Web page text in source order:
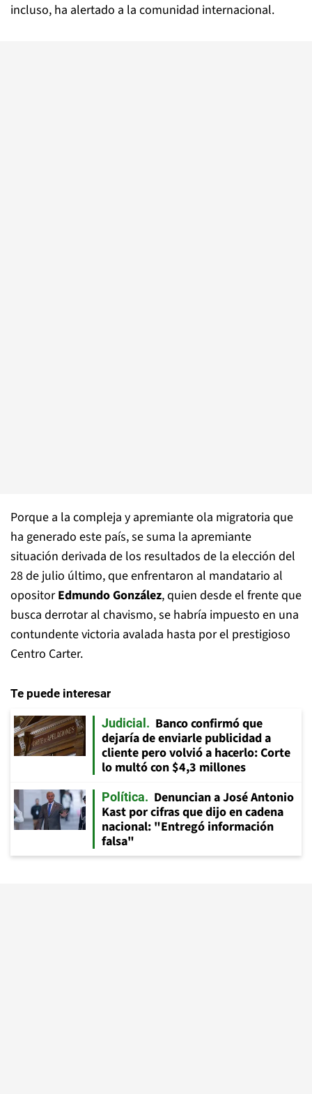
incluso, ha alertado a la comunidad internacional.
Porque a la compleja y apremiante ola migratoria que
ha generado este país, se suma la apremiante
situación derivada de los resultados de la elección del
28 de julio último, que enfrentaron al mandatario al
opositorEdmundo González, quien desde el frente que
busca derrotar al chavismo, se habría impuesto en una
contundente victoria avalada hasta por el prestigioso
Centro Carter.
Te puede interesar
Judicial
Banco confirmó que
dejaría de enviarle publicidad a
cliente pero volvió a hacerlo: Corte
lo multó con $4,3 millones
Política
Denuncian a José Antonio
Kast por cifras que dijo en cadena
nacional: "Entregó información
falsa"